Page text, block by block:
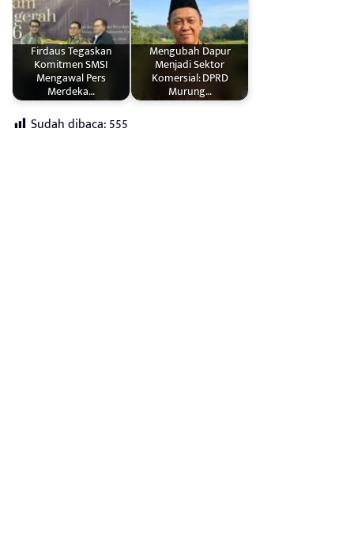
Firdaus Tegaskan
Komitmen SMSI
Mengawal Pers
Merdeka…
Mengubah Dapur
Menjadi Sektor
Komersial: DPRD
Murung…
Sudah dibaca:555